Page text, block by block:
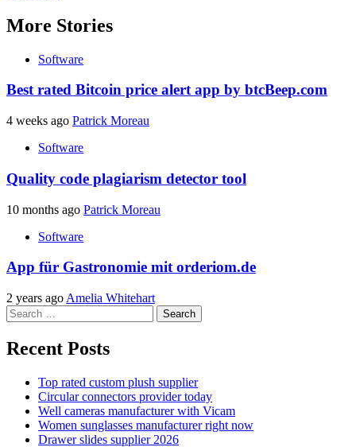
More Stories
Software
Best rated Bitcoin price alert app by btcBeep.com
4 weeks ago Patrick Moreau
Software
Quality code plagiarism detector tool
10 months ago Patrick Moreau
Software
App für Gastronomie mit orderiom.de
2 years ago Amelia Whitehart
Search
for:
Recent Posts
Top rated custom plush supplier
Circular connectors provider today
Well cameras manufacturer with Vicam
Women sunglasses manufacturer right now
Drawer slides supplier 2026